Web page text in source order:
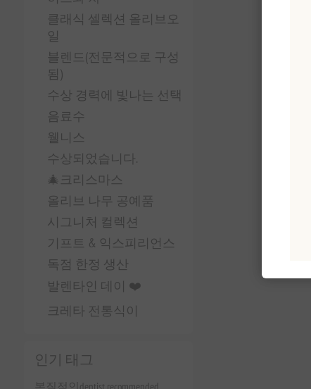
클래식 셀렉션 올리브오
일
블렌드(전문적으로 구성
됨)
수상 경력에 빛나는 선택
음료수
웰니스
수상되었습니다.
🎄크리스마스
올리브 나무 공예품
시그니처 컬렉션
기프트 & 익스피리언스
독점 한정 생산
발렌타인 데이 ❤️
크레타 전통식이
인기 태그
본질적인 dentist recommended